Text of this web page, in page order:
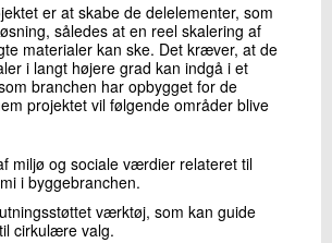
er at skabe de delelementer, som
således at en reel skalering af
materialer kan ske. Det kræver, at de
i langt højere grad kan indgå i et
branchen har opbygget for de
projektet vil følgende områder blive
miljø og sociale værdier relateret til
i byggebranchen.
værktøj, som kan guide
cirkulære valg.